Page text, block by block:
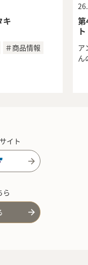
キ
＃商品情報
ト
ア
ん
イト
ら